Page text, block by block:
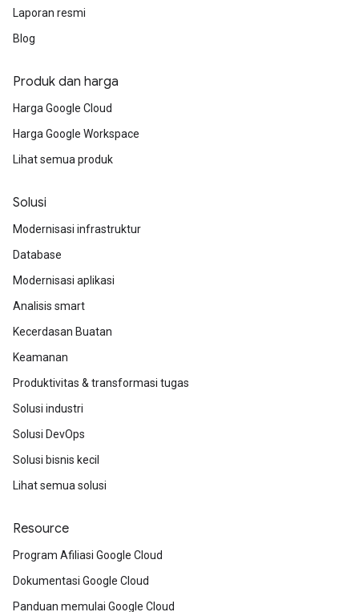
Laporan resmi
Blog
Produk dan harga
Harga Google Cloud
Harga Google Workspace
Lihat semua produk
Solusi
Modernisasi infrastruktur
Database
Modernisasi aplikasi
Analisis smart
Kecerdasan Buatan
Keamanan
Produktivitas & transformasi tugas
Solusi industri
Solusi DevOps
Solusi bisnis kecil
Lihat semua solusi
Resource
Program Afiliasi Google Cloud
Dokumentasi Google Cloud
Panduan memulai Google Cloud